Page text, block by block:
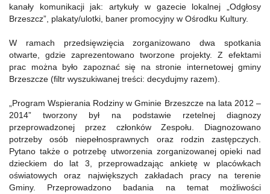
kanały komunikacji jak: artykuły w gazecie lokalnej „Odgłosy
Brzeszcz”, plakaty/ulotki, baner promocyjny w Ośrodku Kultury.
W ramach przedsięwzięcia zorganizowano dwa spotkania
otwarte, gdzie zaprezentowano tworzone projekty. Z efektami
prac można było zapoznać się na stronie internetowej gminy
Brzeszcze (filtr wyszukiwanej treści: decydujmy razem).
„Program Wspierania Rodziny w Gminie Brzeszcze na lata 2012 –
2014” tworzony był na podstawie rzetelnej diagnozy
przeprowadzonej przez członków Zespołu. Diagnozowano
potrzeby osób niepełnosprawnych oraz rodzin zastępczych.
Pytano także o potrzebę utworzenia zorganizowanej opieki nad
dzieckiem do lat 3, przeprowadzając ankietę w placówkach
oświatowych oraz największych zakładach pracy na terenie
Gminy. Przeprowadzono badania na temat możliwości